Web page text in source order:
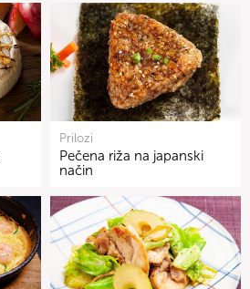
Prilozi
Pečena riža na japanski
način